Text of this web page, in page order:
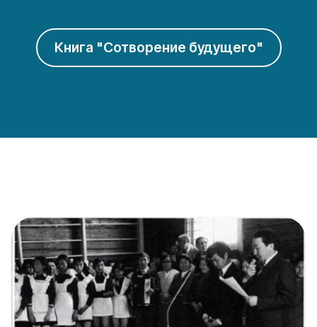
Книга "Сотворение будущего"